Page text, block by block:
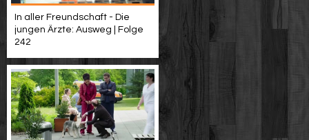
In aller Freundschaft - Die
jungen Ärzte: Ausweg | Folge
242